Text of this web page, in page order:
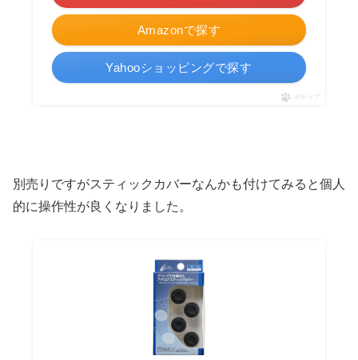
Amazonで探す
Yahooショッピングで探す
ポチップ
別売りですがスティックカバーなんかも付けてみると個人
的に操作性が良くなりました。